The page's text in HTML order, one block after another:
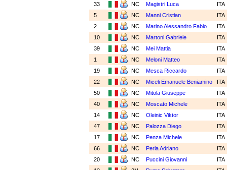
33
NC Magistri Luca
ITA
5
NC Manni Cristian
ITA
2
NC Marino Alessandro Fabio
ITA
10
NC Martoni Gabriele
ITA
39
NC Mei Mattia
ITA
1
NC Meloni Matteo
ITA
19
NC Mesca Riccardo
ITA
22
NC Miceli Emanuele Beniamino
ITA
50
NC Mitola Giuseppe
ITA
40
NC Moscato Michele
ITA
14
NC Oleinic Viktor
ITA
47
NC Palozza Diego
ITA
17
NC Penza Michele
ITA
66
NC Perla Adriano
ITA
20
NC Puccini Giovanni
ITA